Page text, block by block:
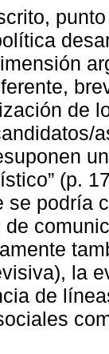
de
(p.
se podría
la
de